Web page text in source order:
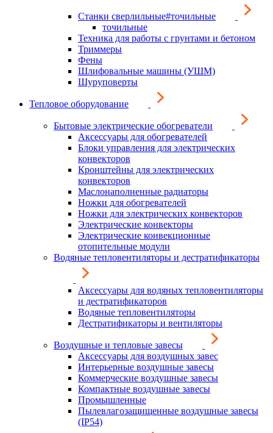
Станки сверлильные#точильные
точильные
Техника для работы с грунтами и бетоном
Триммеры
Фены
Шлифовальные машины (УШМ)
Шуруповерты
Тепловое оборудование
Бытовые электрические обогреватели
Аксессуары для обогревателей
Блоки управления для электрических
конвекторов
Кронштейны для электрических
конвекторов
Маслонаполненные радиаторы
Ножки для обогревателей
Ножки для электрических конвекторов
Электрические конвекторы
Электрические конвекционные
отопительные модули
Водяные тепловентиляторы и дестратификаторы
Аксессуары для водяных тепловентиляторы
и дестратификаторов
Водяные тепловентиляторы
Дестратификаторы и вентиляторы
Воздушные и тепловые завесы
Аксессуары для воздушных завес
Интерьерные воздушные завесы
Коммерческие воздушные завесы
Компактные воздушные завесы
Промышленные
Пылевлагозащищенные воздушные завесы
(IP54)